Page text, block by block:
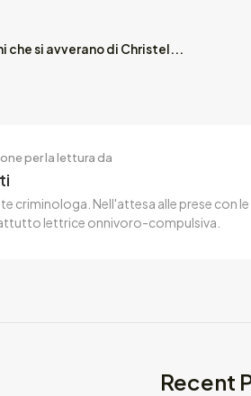
che si avverano di Christel...
per la lettura da
criminologa. Nell'attesa alle prese con
lettrice onnivoro-compulsiva.
Recent